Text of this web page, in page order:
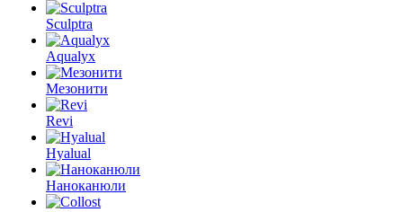
Sculptra
Aqualyx
Мезонити
Revi
Hyalual
Наноканюли